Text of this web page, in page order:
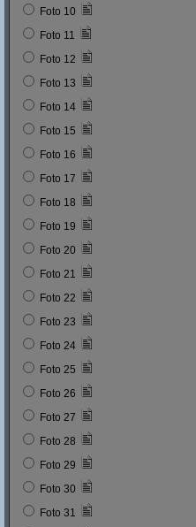
Foto 10
Foto 11
Foto 12
Foto 13
Foto 14
Foto 15
Foto 16
Foto 17
Foto 18
Foto 19
Foto 20
Foto 21
Foto 22
Foto 23
Foto 24
Foto 25
Foto 26
Foto 27
Foto 28
Foto 29
Foto 30
Foto 31